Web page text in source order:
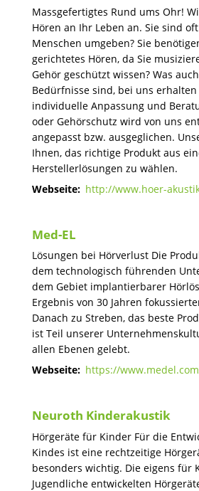
Massgefertigtes Rund ums Ohr!
Hören an Ihr Leben an. Sie sind
Menschen umgeben? Sie
gerichtetes Hören, da Sie
Gehör geschützt wissen? Was
Bedürfnisse sind, bei uns
individuelle Anpassung und
oder Gehörschutz wird von uns
angepasst bzw. ausgeglichen.
Ihnen, das richtige Produkt aus
Herstellerlösungen zu wählen.
Webseite: http://www.hoer-
Med-EL
Lösungen bei Hörverlust Die
dem technologisch führenden
dem Gebiet implantierbarer
Ergebnis von 30 Jahren
Danach zu Streben, das beste
ist Teil unserer
allen Ebenen gelebt.
Webseite: https://
Neuroth Kinderakustik
Hörgeräte für Kinder Für die
Kindes ist eine rechtzeitige
besonders wichtig. Die eigens für
Jugendliche entwickelten